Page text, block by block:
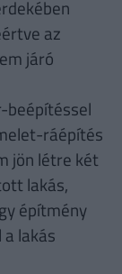
az
járó
ráépítés
jön létre két
lakás,
építmény
lakás